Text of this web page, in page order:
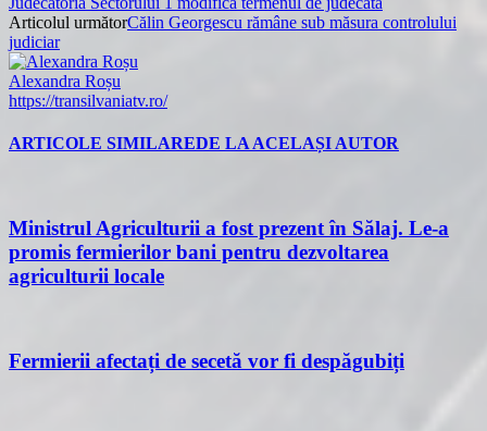
Articolul următorCălin Georgescu rămâne sub măsura controlului
judiciar
Alexandra Roșu
https://transilvaniatv.ro/
ARTICOLE SIMILAREDE LA ACELAȘI AUTOR
Ministrul Agriculturii a fost prezent în Sălaj. Le-a
promis fermierilor bani pentru dezvoltarea
agriculturii locale
Fermierii afectați de secetă vor fi despăgubiți